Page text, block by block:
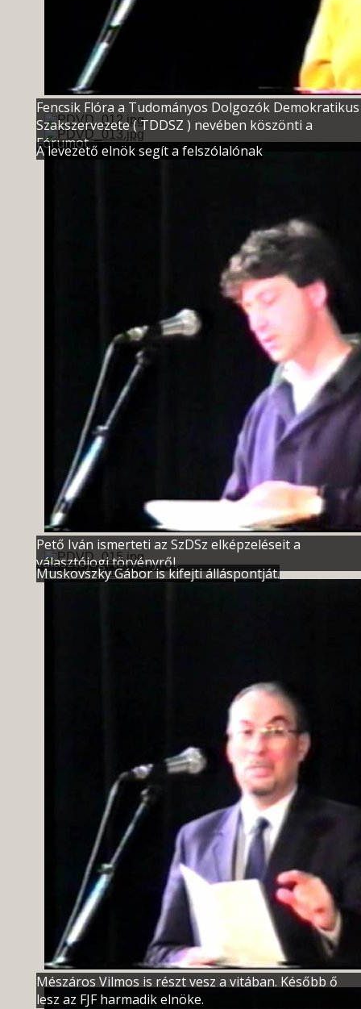
Fencsik Flóra a Tudományos Dolgozók Demokratikus
Szakszervezete ( TDDSZ ) nevében köszönti a
Fórumot.
A levezető elnök segít a felszólalónak
Pető Iván ismerteti az SzDSz elképzeléseit a
választójogi törvényről.
Muskovszky Gábor is kifejti álláspontját.
Mészáros Vilmos is részt vesz a vitában. Később ő
lesz az FJF harmadik elnöke.